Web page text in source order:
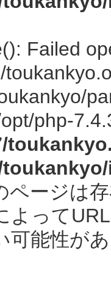
Failed
php-
ページは
よって
可能性が